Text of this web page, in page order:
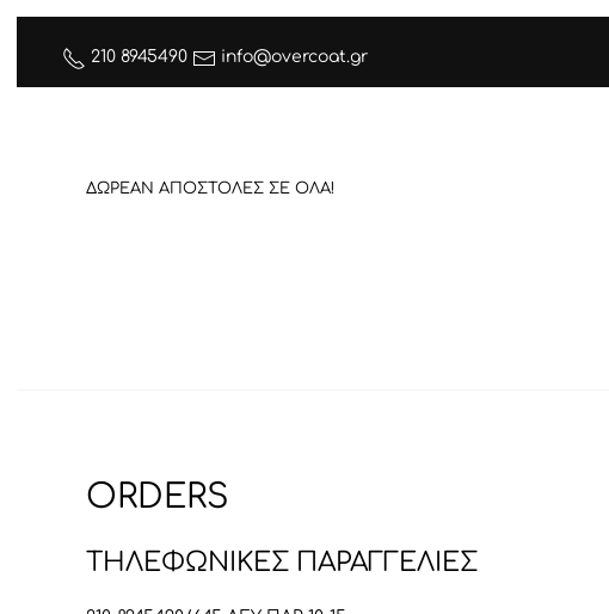
210 8945490 info@overcoat.gr
ΔΩΡΕΑΝ ΑΠΟΣΤΟΛΕΣ ΣΕ ΟΛΑ!
ORDERS
ΤΗΛΕΦΩΝΙΚΕΣ ΠΑΡΑΓΓΕΛΙΕΣ